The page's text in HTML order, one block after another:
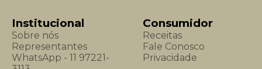
Institucional
Sobre nós
Representantes
WhatsApp - 11 97221-
Consumidor
Receitas
Fale Conosco
Privacidade